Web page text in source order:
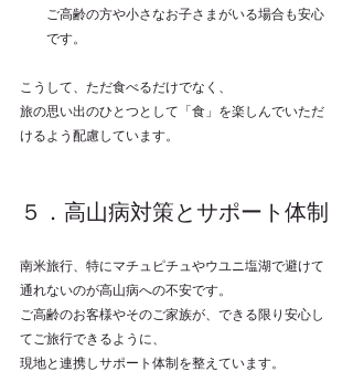
ご高齢の方や小さなお子さまがいる場合も安心
です。
こうして、ただ食べるだけでなく、
旅の思い出のひとつとして「食」を楽しんでいただ
けるよう配慮しています。
５．高山病対策とサポート体制
南米旅行、特にマチュピチュやウユニ塩湖で避けて
通れないのが高山病への不安です。
ご高齢のお客様やそのご家族が、できる限り安心し
てご旅行できるように、
現地と連携しサポート体制を整えています。